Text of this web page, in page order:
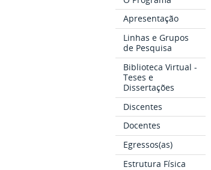
Apresentação
Linhas e Grupos
de Pesquisa
Biblioteca Virtual -
Teses e
Dissertações
Discentes
Docentes
Egressos(as)
Estrutura Física